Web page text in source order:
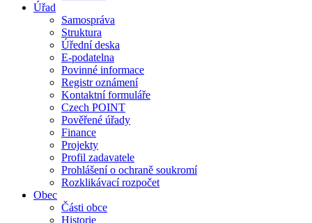
Úřad
Samospráva
Struktura
Úřední deska
E-podatelna
Povinné informace
Registr oznámení
Kontaktní formuláře
Czech POINT
Pověřené úřady
Finance
Projekty
Profil zadavatele
Prohlášení o ochraně soukromí
Rozklikávací rozpočet
Obec
Části obce
Historie